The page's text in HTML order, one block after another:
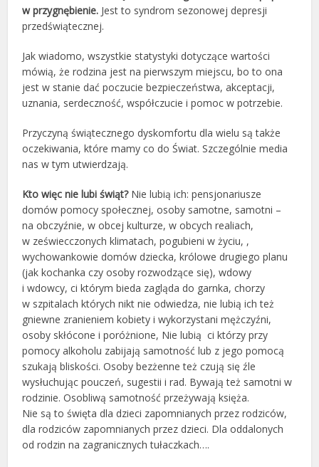
w przygnębienie. Jest to syndrom sezonowej depresji
przedświątecznej.
Jak wiadomo, wszystkie statystyki dotyczące wartości
mówią, że rodzina jest na pierwszym miejscu, bo to ona
jest w stanie dać poczucie bezpieczeństwa, akceptacji,
uznania, serdeczność, współczucie i pomoc w potrzebie.
Przyczyną świątecznego dyskomfortu dla wielu są także
oczekiwania, które mamy co do Świat. Szczególnie media
nas w tym utwierdzają.
Kto więc nie lubi świąt?Nie lubią ich: pensjonariusze
domów pomocy społecznej, osoby samotne, samotni –
na obczyźnie, w obcej kulturze, w obcych realiach,
w zeświecczonych klimatach, pogubieni w życiu, ,
wychowankowie domów dziecka, królowe drugiego planu
(jak kochanka czy osoby rozwodzące się), wdowy
i wdowcy, ci którym bieda zagląda do garnka, chorzy
w szpitalach których nikt nie odwiedza, nie lubią ich też
gniewne zranieniem kobiety i wykorzystani mężczyźni,
osoby skłócone i poróżnione, Nie lubią ci którzy przy
pomocy alkoholu zabijają samotność lub z jego pomocą
szukają bliskości. Osoby bezżenne też czują się źle
wysłuchując pouczeń, sugestii i rad. Bywają też samotni w
rodzinie. Osobliwą samotność przeżywają księża.
Nie są to święta dla dzieci zapomnianych przez rodziców,
dla rodziców zapomnianych przez dzieci. Dla oddalonych
od rodzin na zagranicznych tułaczkach….